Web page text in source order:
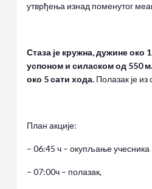
утврђења изнад поменутог
Стаза је кружна, дужине око
успоном и силаском од 550
око 5 сати хода.Полазак је
План акције:
– 06:45 ч – окупљање учесника
– 07:00ч – полазак,